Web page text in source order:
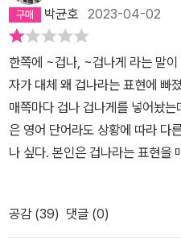
박균호 2023-04-02
한쪽에 ~겁나, ~겁나게 라는 말
자가 대체 왜 겁나라는 표현에 빠
매쪽마다 겁나 겁나게를 넣어놨
은 영어 단어라도 상황에 따라 다
나 싶다. 본인은 겁나라는 표현을
공감 (39) 댓글 (0)